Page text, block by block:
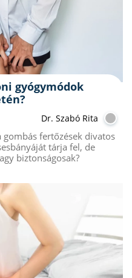
gyógymódok
Dr. Szabó Rita
gombás fertőzések divatos
tárja fel, de
biztonságosak?